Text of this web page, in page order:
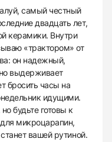
самый честный
двадцать лет,
керамики. Внутри
«трактором» от
он надежный,
выдерживает
бросить часы на
идущими.
будьте готовы к
микроцарапин,
вашей рутиной.